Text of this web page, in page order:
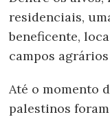
residenciais,
beneficente,
campos
Até o momento
palestinos